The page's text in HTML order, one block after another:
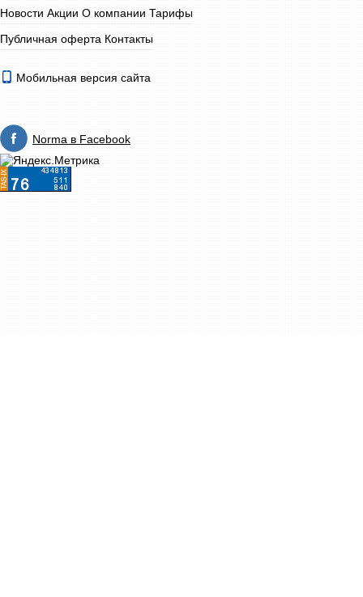
Новости Акции О компании Тарифы
Публичная оферта Контакты
Мобильная версия сайта
Norma в Facebook